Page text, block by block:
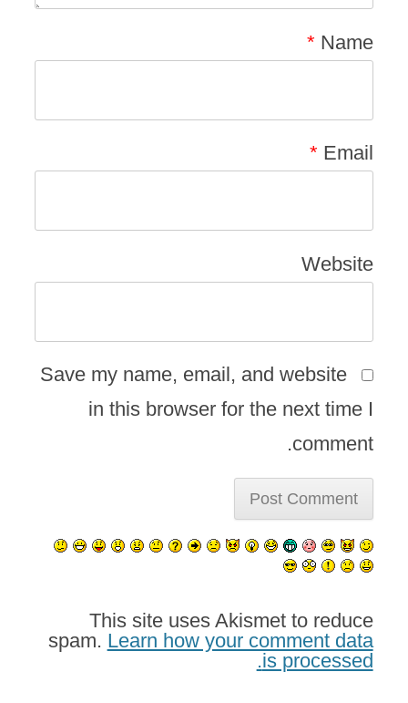
Name
*
Email
*
Website
Save my name, email, and website
in this browser for the next time I
comment.
This site uses Akismet to reduce
spam. Learn how your comment data
is processed.